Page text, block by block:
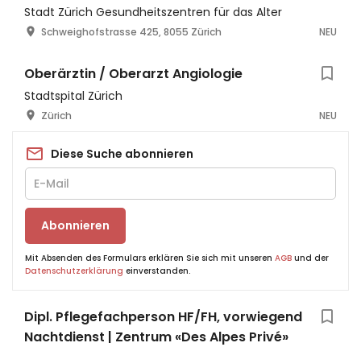
Triemlipark 1 und 2
Stadt Zürich Gesundheitszentren für das Alter
Schweighofstrasse 425, 8055 Zürich NEU
Oberärztin / Oberarzt Angiologie
Stadtspital Zürich
Zürich NEU
Diese Suche abonnieren
Abonnieren
Mit Absenden des Formulars erklären Sie sich mit unseren AGB und der
Datenschutzerklärung einverstanden.
Dipl. Pflegefachperson HF/FH, vorwiegend
Nachtdienst | Zentrum «Des Alpes Privé»